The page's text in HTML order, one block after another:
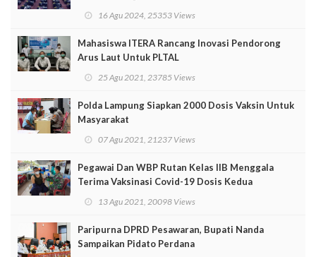
16 Agu 2024, 25353 Views
Mahasiswa ITERA Rancang Inovasi Pendorong
Arus Laut Untuk PLTAL
25 Agu 2021, 23785 Views
Polda Lampung Siapkan 2000 Dosis Vaksin Untuk
Masyarakat
07 Agu 2021, 21237 Views
Pegawai Dan WBP Rutan Kelas IIB Menggala
Terima Vaksinasi Covid-19 Dosis Kedua
13 Agu 2021, 20098 Views
Paripurna DPRD Pesawaran, Bupati Nanda
Sampaikan Pidato Perdana